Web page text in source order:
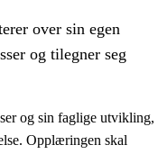
over sin egen
og tilegner seg
og sin faglige utvikling,
Opplæringen skal